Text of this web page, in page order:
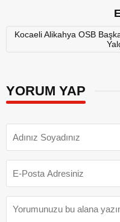
Kocaeli Alikahya OSB
YORUM YAP